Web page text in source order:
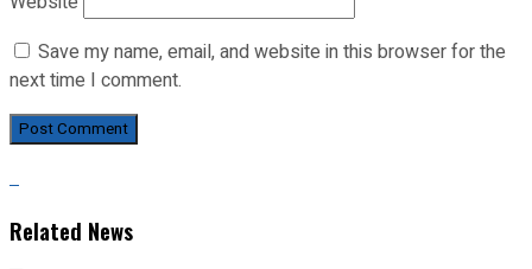
Save my name, email, and website in this browser for the
next time I comment.
Related News